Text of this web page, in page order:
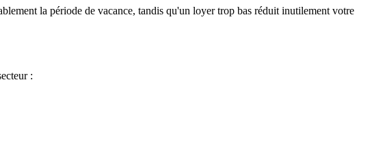
la période de vacance, tandis qu'un loyer trop bas réduit inutilement votre
: